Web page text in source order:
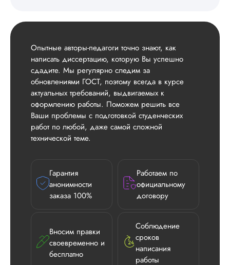
Опытные авторы-педагоги точно знают, как
написать диссертацию, которую Вы успешно
сдадите. Мы регулярно следим за
обновлениями ГОСТ, поэтому всегда в курсе
актуальных требований, выдвигаемых к
оформлению работы. Поможем решить все
Ваши проблемы с подготовкой студенческих
работ по любой, даже самой сложной
технической теме.
Гарантия
анонимности
заказа 100%
Работаем по
официальному
договору
Вносим правки
своевременно и
бесплатно
Соблюдение
сроков
написания
работы